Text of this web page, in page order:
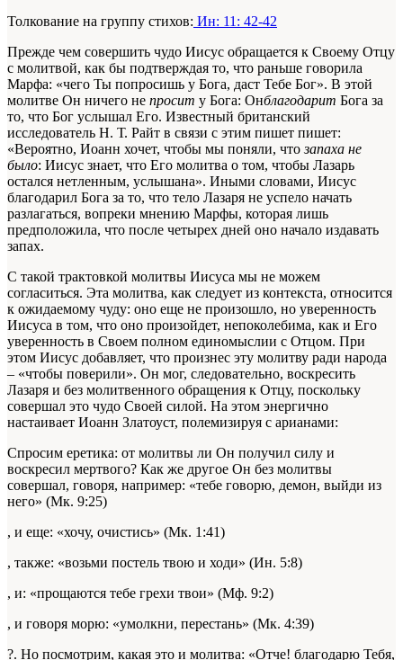
Толкование на группу стихов: Ин: 11: 42-42
Прежде чем совершить чудо Иисус обращается к Своему Отцу
с молитвой, как бы подтверждая то, что раньше говорила
Марфа: «чего Ты попросишь у Бога, даст Тебе Бог». В этой
молитве Он ничего не просит у Бога: Онблагодарит Бога за
то, что Бог услышал Его. Известный британский
исследователь Н. Т. Райт в связи с этим пишет пишет:
«Вероятно, Иоанн хочет, чтобы мы поняли, чтозапаха не
было: Иисус знает, что Его молитва о том, чтобы Лазарь
остался нетленным, услышана». Иными словами, Иисус
благодарил Бога за то, что тело Лазаря не успело начать
разлагаться, вопреки мнению Марфы, которая лишь
предположила, что после четырех дней оно начало издавать
запах.
С такой трактовкой молитвы Иисуса мы не можем
согласиться. Эта молитва, как следует из контекста, относится
к ожидаемому чуду: оно еще не произошло, но уверенность
Иисуса в том, что оно произойдет, непоколебима, как и Его
уверенность в Своем полном единомыслии с Отцом. При
этом Иисус добавляет, что произнес эту молитву ради народа
– «чтобы поверили». Он мог, следовательно, воскресить
Лазаря и без молитвенного обращения к Отцу, поскольку
совершал это чудо Своей силой. На этом энергично
настаивает Иоанн Златоуст, полемизируя с арианами:
Спросим еретика: от молитвы ли Он получил силу и
воскресил мертвого? Как же другое Он без молитвы
совершал, говоря, например: «тебе говорю, демон, выйди из
него» (Мк. 9:25)
, и еще: «хочу, очистись» (Мк. 1:41)
, также: «возьми постель твою и ходи» (Ин. 5:8)
, и: «прощаются тебе грехи твои» (Мф. 9:2)
, и говоря морю: «умолкни, перестань» (Мк. 4:39)
?. Но посмотрим, какая это и молитва: «Отче! благодарю Тебя,